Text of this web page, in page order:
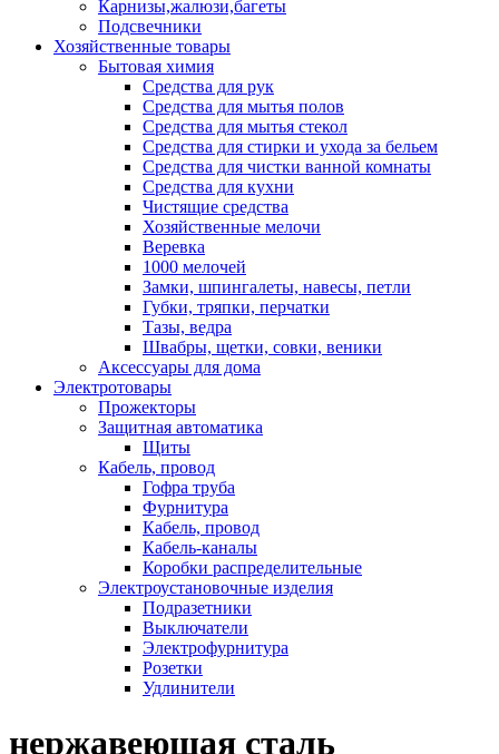
Карнизы,жалюзи,багеты
Подсвечники
Хозяйственные товары
Бытовая химия
Средства для рук
Средства для мытья полов
Средства для мытья стекол
Средства для стирки и ухода за бельем
Средства для чистки ванной комнаты
Средства для кухни
Чистящие средства
Хозяйственные мелочи
Веревка
1000 мелочей
Замки, шпингалеты, навесы, петли
Губки, тряпки, перчатки
Тазы, ведра
Швабры, щетки, совки, веники
Аксессуары для дома
Электротовары
Прожекторы
Защитная автоматика
Щиты
Кабель, провод
Гофра труба
Фурнитура
Кабель, провод
Кабель-каналы
Коробки распределительные
Электроустановочные изделия
Подразетники
Выключатели
Электрофурнитура
Розетки
Удлинители
нержавеющая сталь